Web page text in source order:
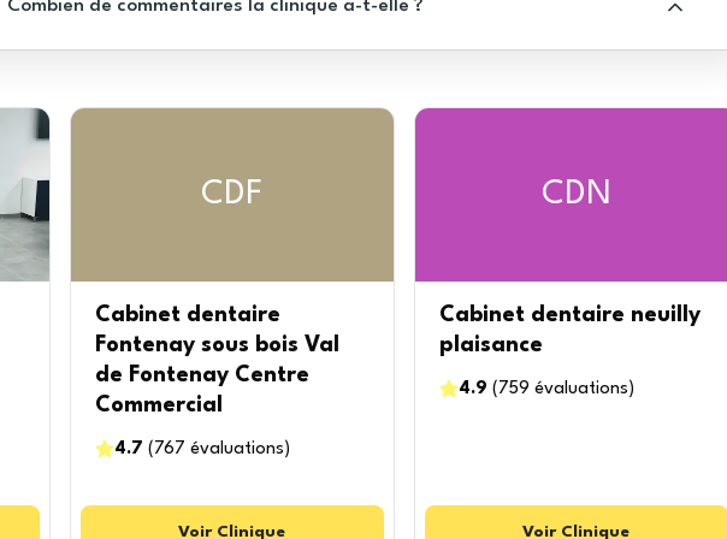
Combien de commentaires la clinique a-t-elle ?
CDF
Cabinet dentaire
Fontenay sous bois Val
de Fontenay Centre
Commercial
4.7 ( 767 évaluations )
Voir Clinique
CDN
Cabinet dentaire neuilly
plaisance
4.9 ( 759 évaluations )
Voir Clinique